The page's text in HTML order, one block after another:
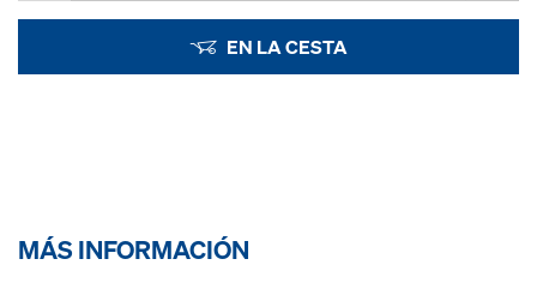
EN LA CESTA
MÁS INFORMACIÓN